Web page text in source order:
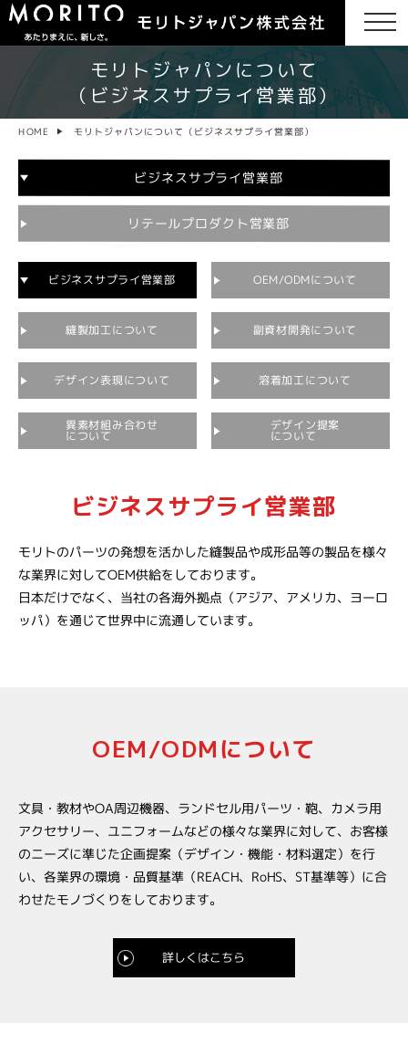
モリトジャパンについて
（ビジネスサプライ営業部）
HOME モリトジャパンについて（ビジネスサプライ営業部）
ビジネスサプライ営業部
リテールプロダクト営業部
ビジネスサプライ営業部 OEM/ODMについて
縫製加工について 副資材開発について
デザイン表現について 溶着加工について
異素材組み合わせ
について
デザイン提案
について
ビジネスサプライ営業部
モリトのパーツの発想を活かした縫製品や成形品等の製品を様々
な業界に対してOEM供給をしております。
日本だけでなく、当社の各海外拠点（アジア、アメリカ、ヨーロ
ッパ）を通じて世界中に流通しています。
OEM/ODMについて
文具・教材やOA周辺機器、ランドセル用パーツ・鞄、カメラ用
アクセサリー、ユニフォームなどの様々な業界に対して、お客様
のニーズに準じた企画提案（デザイン・機能・材料選定）を行
い、各業界の環境・品質基準（REACH、RoHS、ST基準等）に合
わせたモノづくりをしております。
詳しくはこちら